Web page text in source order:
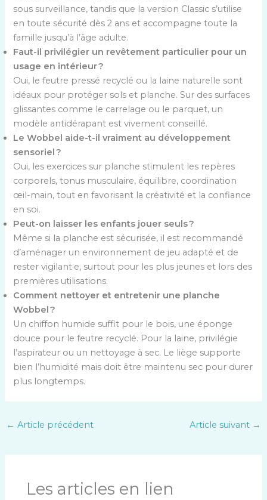
sous surveillance, tandis que la version Classic s’utilise
en toute sécurité dès 2 ans et accompagne toute la
famille jusqu’à l’âge adulte.
Faut-il privilégier un revêtement particulier pour un
usage en intérieur ?
Oui, le feutre pressé recyclé ou la laine naturelle sont
idéaux pour protéger sols et planche. Sur des surfaces
glissantes comme le carrelage ou le parquet, un
modèle antidérapant est vivement conseillé.
Le Wobbel aide-t-il vraiment au développement
sensoriel ?
Oui, les exercices sur planche stimulent les repères
corporels, tonus musculaire, équilibre, coordination
œil-main, tout en favorisant la créativité et la confiance
en soi.
Peut-on laisser les enfants jouer seuls ?
Même si la planche est sécurisée, il est recommandé
d’aménager un environnement de jeu adapté et de
rester vigilant·e, surtout pour les plus jeunes et lors des
premières utilisations.
Comment nettoyer et entretenir une planche
Wobbel ?
Un chiffon humide suffit pour le bois, une éponge
douce pour le feutre recyclé. Pour la laine, privilégie
l’aspirateur ou un nettoyage à sec. Le liège supporte
bien l’humidité mais doit être maintenu sec pour durer
plus longtemps.
← Article précédent Article suivant →
Les articles en lien